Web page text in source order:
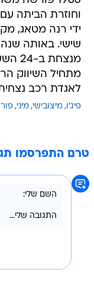
וחוזרת הביתה
ידי רנה מטאג,
שישי. באותה
מתחיל השיווק
לאגדת רכב
פיג'ו מיצובישי מיני
טרם התפרסמו